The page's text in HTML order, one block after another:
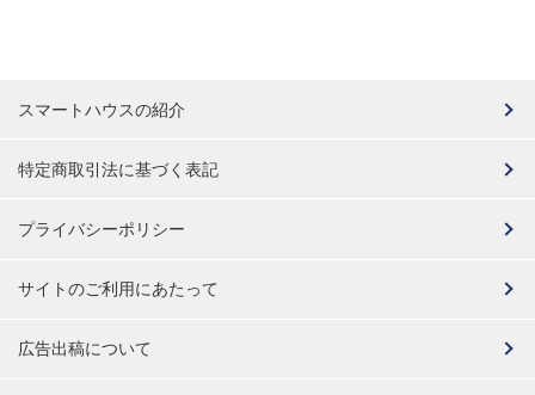
スマートハウスの紹介
特定商取引法に基づく表記
プライバシーポリシー
サイトのご利用にあたって
広告出稿について